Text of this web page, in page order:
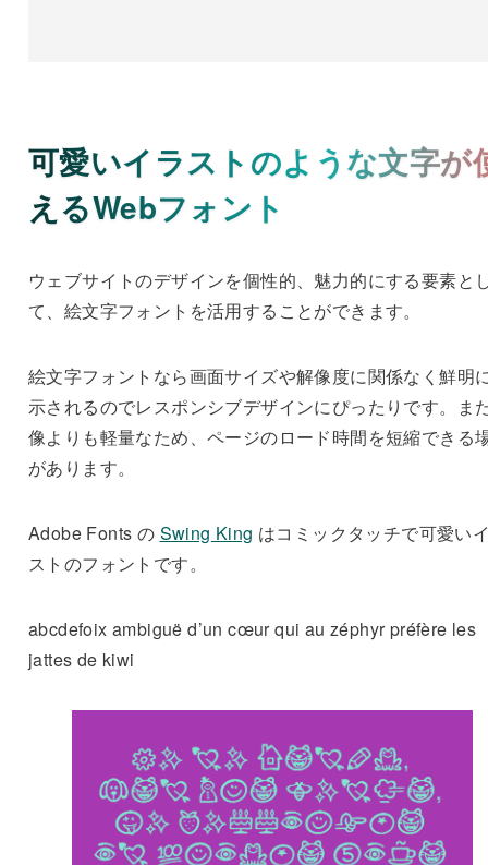
可愛いイラストのような文字が
えるWebフォント
ウェブサイトのデザインを個性的、魅力的にする要素と
て、絵文字フォントを活用することができます。
絵文字フォントなら画面サイズや解像度に関係なく鮮明
示されるのでレスポンシブデザインにぴったりです。ま
像よりも軽量なため、ページのロード時間を短縮できる
があります。
Adobe Fonts の Swing King はコミックタッチで可愛い
ストのフォントです。
abcdefoix ambiguë d’un cœur qui au zéphyr préfère les
jattes de kiwi